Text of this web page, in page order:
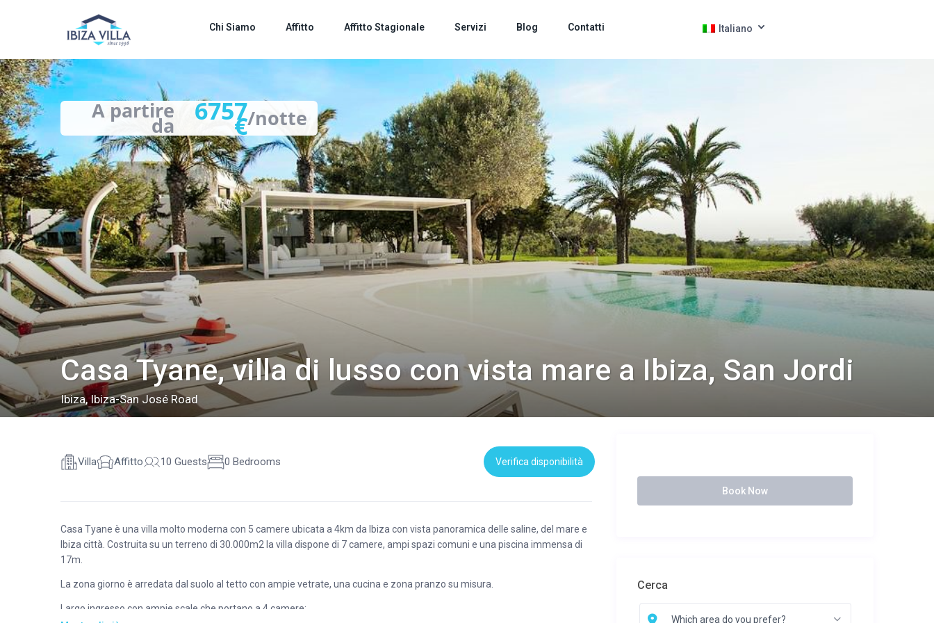
Chi Siamo Affitto Affitto Stagionale Servizi Blog Contatti Italiano
Casa Tyane, villa di lusso con vista mare a Ibiza, San Jordi
Ibiza,Ibiza-San José Road
6757
€
Villa Affitto 10 Guests 0 Bedrooms Verifica disponibilità
Casa Tyane è una villa molto moderna con 5 camere ubicata a 4km da Ibiza con vista panoramica delle saline, del mare e
Ibiza città. Costruita su un terreno di 30.000m2 la villa dispone di 7 camere, ampi spazi comuni e una piscina immensa di
17m.
La zona giorno è arredata dal suolo al tetto con ampie vetrate, una cucina e zona pranzo su misura.
Largo ingresso con ampie scale che portano a 4 camere:
Book Now
Cerca
Which area do you prefer?